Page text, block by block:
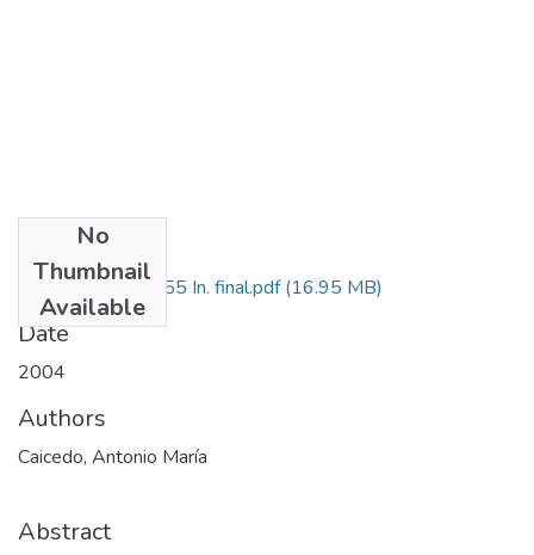
No
Thumbnail
Available
7106-07-17155 In. final.pdf(16.95 MB)
Date
2004
Authors
Caicedo, Antonio María
Abstract